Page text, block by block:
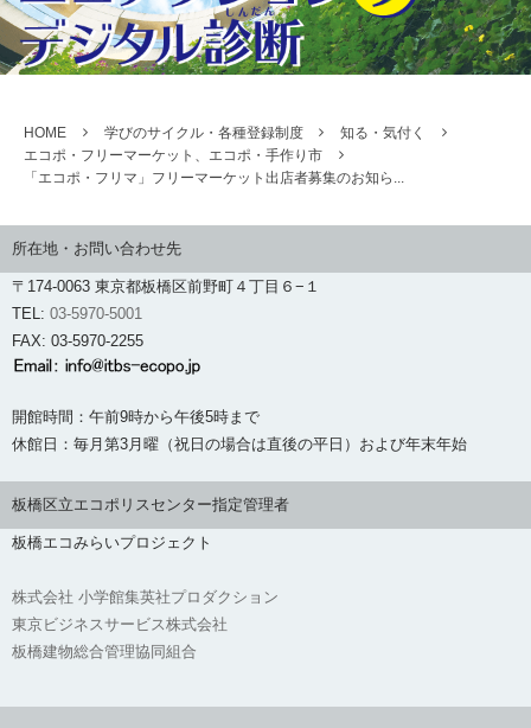
HOME 学びのサイクル・各種登録制度
知る・気付く
エコポ・フリーマーケット、エコポ・手作り市
「エコポ・フリマ」フリーマーケット出店者募集のお知ら...
所在地・お問い合わせ先
〒174-0063 東京都板橋区前野町４丁目６−１
TEL: 03-5970-5001
FAX: 03-5970-2255
開館時間：午前9時から午後5時まで
休館日：毎月第3月曜（祝日の場合は直後の平日）および年末年始
板橋区立エコポリスセンター指定管理者
板橋エコみらいプロジェクト
株式会社 小学館集英社プロダクション
東京ビジネスサービス株式会社
板橋建物総合管理協同組合